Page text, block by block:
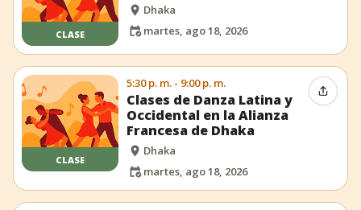
CLASE
Dhaka
martes, ago 18, 2026
CLASE
5:30 p. m. - 9:00 p. m.
Clases de Danza Latina y
Occidental en la Alianza
Francesa de Dhaka
Dhaka
martes, ago 18, 2026